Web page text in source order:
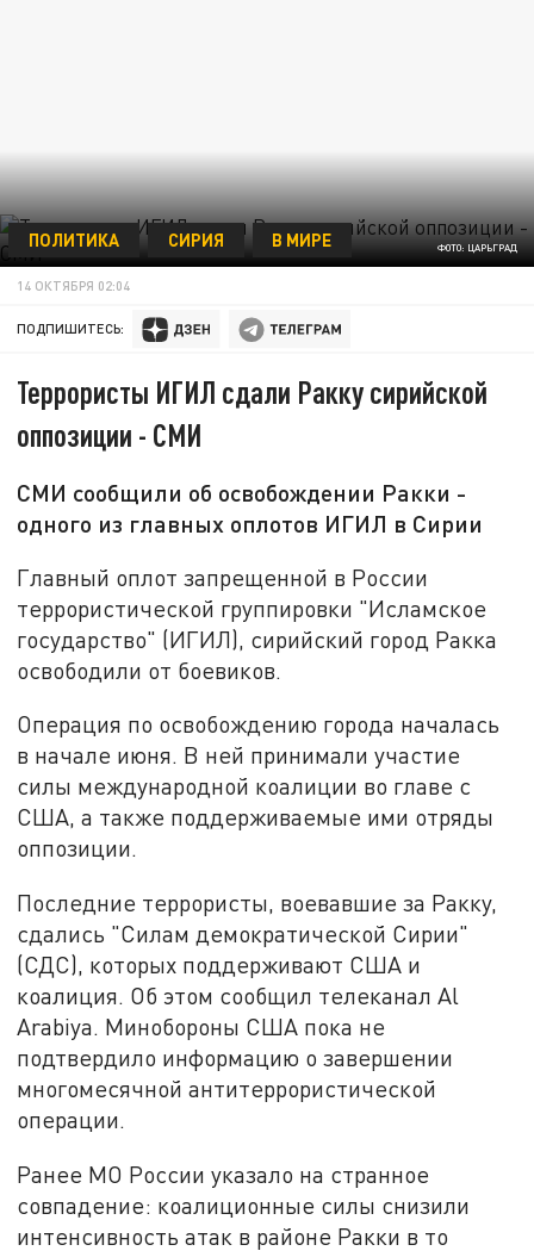
ФОТО: ЦАРЬГРАД
ПОЛИТИКА СИРИЯ В МИРЕ
14 ОКТЯБРЯ 02:04
ПОДПИШИТЕСЬ:
Террористы ИГИЛ сдали Ракку сирийской
оппозиции - СМИ
СМИ сообщили об освобождении Ракки -
одного из главных оплотов ИГИЛ в Сирии
Главный оплот запрещенной в России
террористической группировки "Исламское
государство" (ИГИЛ), сирийский город Ракка
освободили от боевиков.
Операция по освобождению города началась
в начале июня. В ней принимали участие
силы международной коалиции во главе с
США, а также поддерживаемые ими отряды
оппозиции.
Последние террористы, воевавшие за Ракку,
сдались "Силам демократической Сирии"
(СДС), которых поддерживают США и
коалиция. Об этом сообщил телеканал Al
Arabiya. Минобороны США пока не
подтвердило информацию о завершении
многомесячной антитеррористической
операции.
Ранее МО России указало на странное
совпадение: коалиционные силы снизили
интенсивность атак в районе Ракки в то